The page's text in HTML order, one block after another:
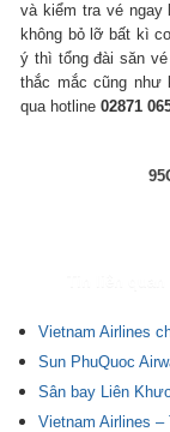
và kiểm tra vé ngay
không bỏ lỡ bất kì
ý thì tổng đài săn
thắc mắc cũng như
qua hotline 02871
Vietnam Airlines
Sun PhuQuoc
Sân bay Liên
Vietnam Airlines